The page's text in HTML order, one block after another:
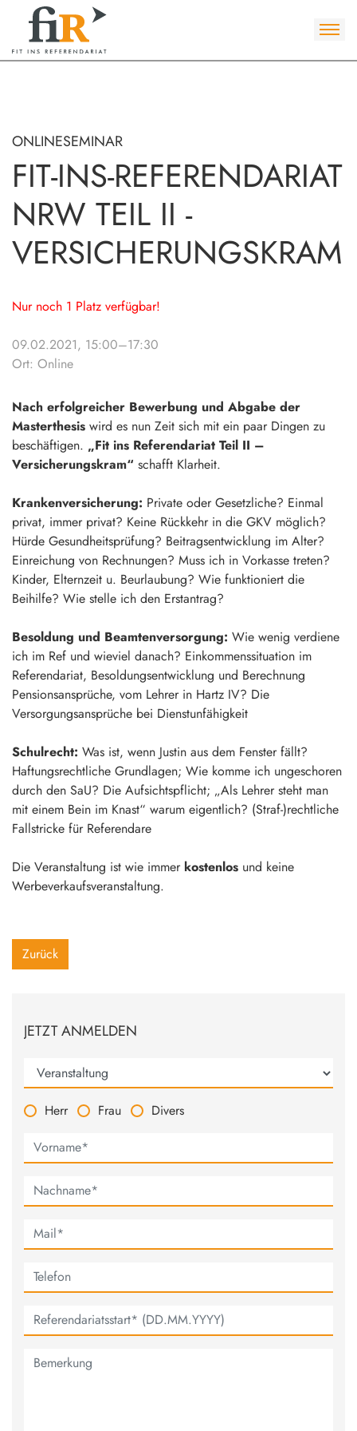
ONLINESEMINAR
FIT-INS-REFERENDARIAT
NRW TEIL II -
VERSICHERUNGSKRAM
Nur noch 1 Platz verfügbar!
09.02.2021, 15:00–17:30
Ort: Online
Nach erfolgreicher Bewerbung und Abgabe der
Masterthesis wird es nun Zeit sich mit ein paar Dingen zu
beschäftigen. „Fit ins Referendariat Teil II –
Versicherungskram“ schafft Klarheit.
Krankenversicherung: Private oder Gesetzliche? Einmal
privat, immer privat? Keine Rückkehr in die GKV möglich?
Hürde Gesundheitsprüfung? Beitragsentwicklung im Alter?
Einreichung von Rechnungen? Muss ich in Vorkasse treten?
Kinder, Elternzeit u. Beurlaubung? Wie funktioniert die
Beihilfe? Wie stelle ich den Erstantrag?
Besoldung und Beamtenversorgung: Wie wenig verdiene
ich im Ref und wieviel danach? Einkommenssituation im
Referendariat, Besoldungsentwicklung und Berechnung
Pensionsansprüche, vom Lehrer in Hartz IV? Die
Versorgungsansprüche bei Dienstunfähigkeit
Schulrecht: Was ist, wenn Justin aus dem Fenster fällt?
Haftungsrechtliche Grundlagen; Wie komme ich ungeschoren
durch den SaU? Die Aufsichtspflicht; „Als Lehrer steht man
mit einem Bein im Knast“ warum eigentlich? (Straf-)rechtliche
Fallstricke für Referendare
Die Veranstaltung ist wie immerkostenlos und keine
Werbeverkaufsveranstaltung.
Zurück
JETZT ANMELDEN
Herr Frau Divers